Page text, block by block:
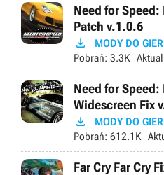
Need for Speed:
Patch v.1.0.6
 MODY DO GIER
Pobrań: 3.3K
Need for
Widescreen Fix
 MODY DO GIER
Pobrań: 612.1K
Far Cry Far Cry